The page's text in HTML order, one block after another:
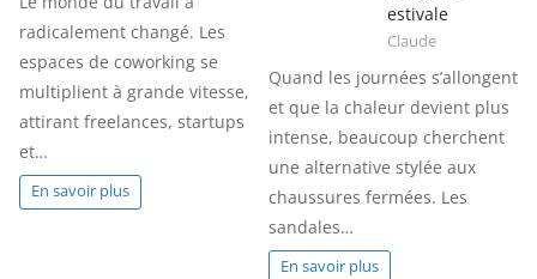
radicalement changé. Les
espaces de coworking se
multiplient à grande vitesse,
attirant freelances, startups
et…
En savoir plus
estivale
Claude
Quand les journées s’allongent
et que la chaleur devient plus
intense, beaucoup cherchent
une alternative stylée aux
chaussures fermées. Les
sandales…
En savoir plus